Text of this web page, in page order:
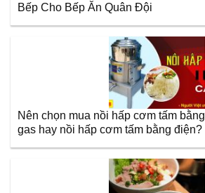
Bếp Cho Bếp Ăn Quân Đội
Nên chọn mua nồi hấp cơm tấm bằng
gas hay nồi hấp cơm tấm bằng điện?